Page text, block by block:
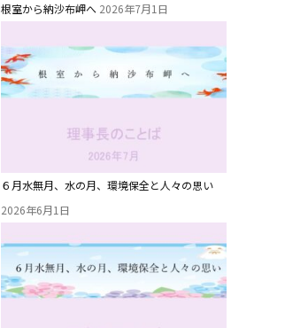
根室から納沙布岬へ 2026年7月1日
６月水無月、水の月、環境保全と人々の思い
2026年6月1日